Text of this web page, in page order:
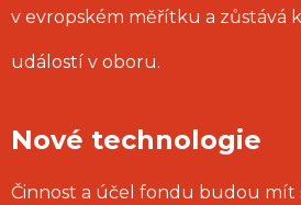
v evropském měřítku a zůstává
událostí v oboru.
Nové technologie
Činnost a účel fondu budou mít